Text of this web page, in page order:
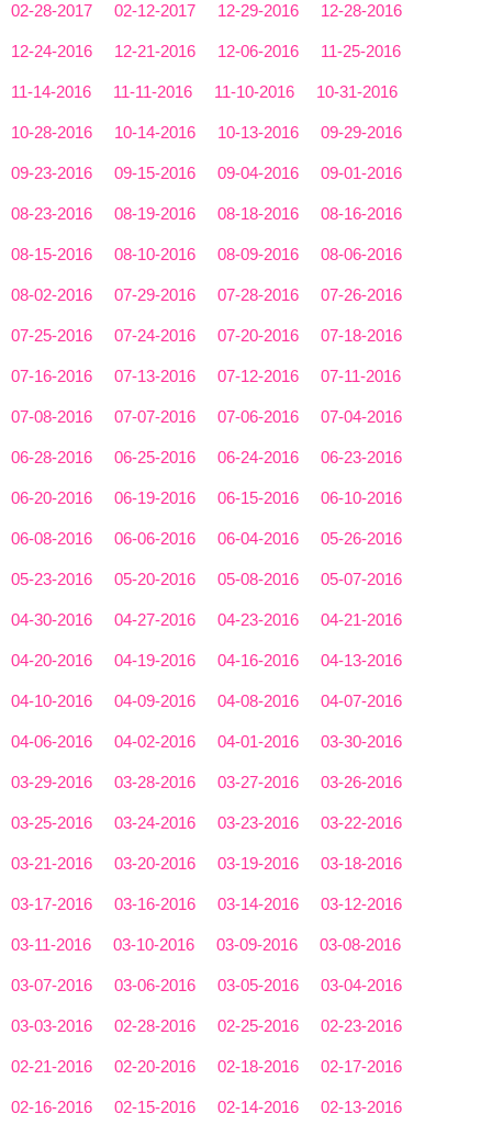
02-28-2017 02-12-2017 12-29-2016 12-28-2016
12-24-2016 12-21-2016 12-06-2016 11-25-2016
11-14-2016 11-11-2016 11-10-2016 10-31-2016
10-28-2016 10-14-2016 10-13-2016 09-29-2016
09-23-2016 09-15-2016 09-04-2016 09-01-2016
08-23-2016 08-19-2016 08-18-2016 08-16-2016
08-15-2016 08-10-2016 08-09-2016 08-06-2016
08-02-2016 07-29-2016 07-28-2016 07-26-2016
07-25-2016 07-24-2016 07-20-2016 07-18-2016
07-16-2016 07-13-2016 07-12-2016 07-11-2016
07-08-2016 07-07-2016 07-06-2016 07-04-2016
06-28-2016 06-25-2016 06-24-2016 06-23-2016
06-20-2016 06-19-2016 06-15-2016 06-10-2016
06-08-2016 06-06-2016 06-04-2016 05-26-2016
05-23-2016 05-20-2016 05-08-2016 05-07-2016
04-30-2016 04-27-2016 04-23-2016 04-21-2016
04-20-2016 04-19-2016 04-16-2016 04-13-2016
04-10-2016 04-09-2016 04-08-2016 04-07-2016
04-06-2016 04-02-2016 04-01-2016 03-30-2016
03-29-2016 03-28-2016 03-27-2016 03-26-2016
03-25-2016 03-24-2016 03-23-2016 03-22-2016
03-21-2016 03-20-2016 03-19-2016 03-18-2016
03-17-2016 03-16-2016 03-14-2016 03-12-2016
03-11-2016 03-10-2016 03-09-2016 03-08-2016
03-07-2016 03-06-2016 03-05-2016 03-04-2016
03-03-2016 02-28-2016 02-25-2016 02-23-2016
02-21-2016 02-20-2016 02-18-2016 02-17-2016
02-16-2016 02-15-2016 02-14-2016 02-13-2016